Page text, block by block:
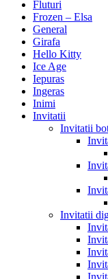
Fluturi
Frozen – Elsa
General
Girafa
Hello Kitty
Ice Age
Iepuras
Ingeras
Inimi
Invitatii
Invitatii
Invitatii